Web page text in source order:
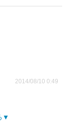
2014/08/10 0:49